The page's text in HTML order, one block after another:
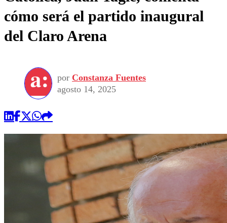
Deportes
Colo Colo
Motor
Torneo Internacional
Torneo Nacional
Entretención
Noticias
Internacional
Nacional
Vida Social
Programas
Comercial
cómo será el partido inaugural
del Claro Arena
por Constanza Fuentes
agosto 14, 2025